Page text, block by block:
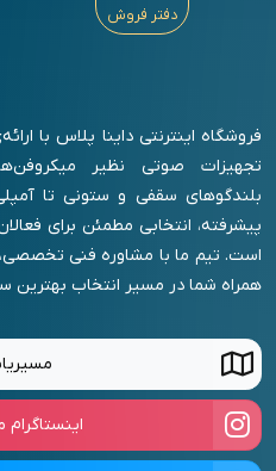
فیش استریو
در فروشگاه داینا پلاس
می‌توانید
تجهیزات اتصال صوتی را با
کنید. این محصولات مناسب
کمک می‌کنند سیستم صوتی خود را به
دفتر فروش
فروشگاه اینترنتی داینا پلاس با
تجهیزات صوتی نظیر
بلندگوهای سقفی و ستونی تا
پیشرفته، انتخابی مطمئن برای
است. تیم ما با مشاوره فنی
همراه شما در مسیر انتخاب
اینستاگرام